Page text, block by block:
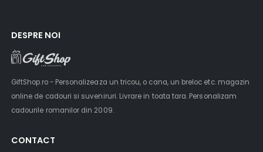
DESPRE NOI
GiftShop.ro - Personalizeaza un tricou, o cana, un breloc etc. magazin
online de cadouri si suveniruri. Livrare in toata tara. Personalizam
cadourile romanilor din 2009.
CONTACT